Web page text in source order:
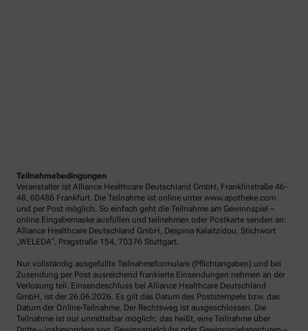
Teilnahmebedingungen
Veranstalter ist Alliance Healthcare Deutschland GmbH, Franklinstraße 46-
48, 60486 Frankfurt. Die Teilnahme ist online unter www.apotheke.com
und per Post möglich. So einfach geht die Teilnahme am Gewinnspiel –
online Eingabemaske ausfüllen und teilnehmen oder Postkarte senden an:
Alliance Healthcare Deutschland GmbH, Despina Kalaitzidou, Stichwort
„WELEDA“, Pragstraße 154, 70376 Stuttgart.
Nur vollständig ausgefüllte Teilnahmeformulare (Pflichtangaben) und bei
Zusendung per Post ausreichend frankierte Einsendungen nehmen an der
Verlosung teil. Einsendeschluss bei Alliance Healthcare Deutschland
GmbH, ist der 26.06.2026. Es gilt das Datum des Poststempels bzw. das
Datum der Online-Teilnahme. Der Rechtsweg ist ausgeschlossen. Die
Teilnahme ist nur unmittelbar möglich; das heißt, eine Teilnahme über